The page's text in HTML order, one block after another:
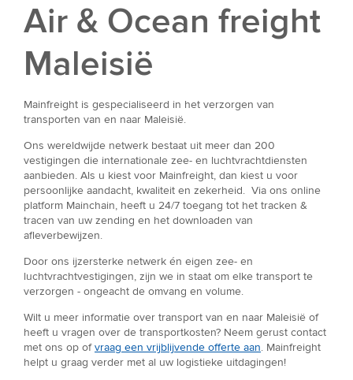
Air & Ocean freight
Maleisië
Mainfreight is gespecialiseerd in het verzorgen van
transporten van en naar Maleisië.
Ons wereldwijde netwerk bestaat uit meer dan 200
vestigingen die internationale zee- en luchtvrachtdiensten
aanbieden. Als u kiest voor Mainfreight, dan kiest u voor
persoonlijke aandacht, kwaliteit en zekerheid. Via ons online
platform Mainchain, heeft u 24/7 toegang tot het tracken &
tracen van uw zending en het downloaden van
afleverbewijzen.
Door ons ijzersterke netwerk én eigen zee- en
luchtvrachtvestigingen, zijn we in staat om elke transport te
verzorgen - ongeacht de omvang en volume.
Wilt u meer informatie over transport van en naar Maleisië of
heeft u vragen over de transportkosten? Neem gerust contact
met ons op ofvraag een vrijblijvende offerte aan. Mainfreight
helpt u graag verder met al uw logistieke uitdagingen!